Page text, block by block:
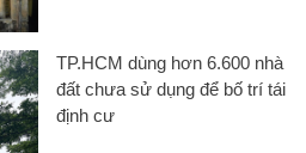
TP.HCM dùng hơn 6.600 nhà
đất chưa sử dụng để bố trí tái
định cư